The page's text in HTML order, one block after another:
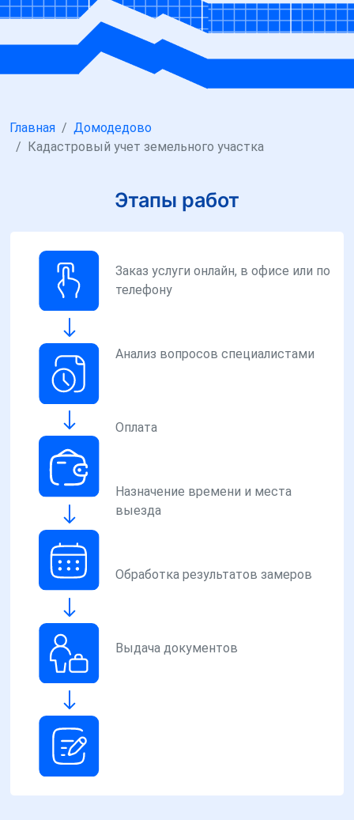
Главная
Домодедово
Кадастровый учет земельного участка
Этапы работ
Заказ услуги онлайн, в офисе или по
телефону
Анализ вопросов специалистами
Оплата
Назначение времени и места
выезда
Обработка результатов замеров
Выдача документов